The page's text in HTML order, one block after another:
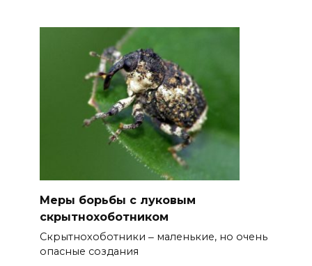
Меры борьбы с луковым
скрытнохоботником
Скрытнохоботники ‒ маленькие, но очень
опасные создания